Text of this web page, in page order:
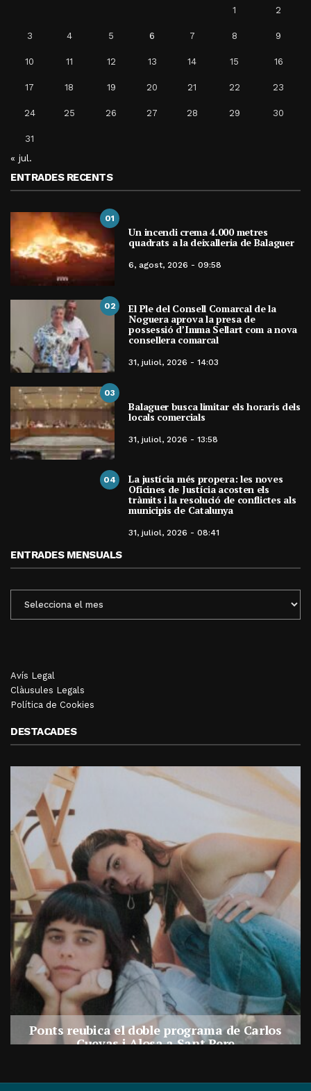
1 2
3 4 5 6 7 8 9
10 11 12 13 14 15 16
17 18 19 20 21 22 23
24 25 26 27 28 29 30
31
« jul.
ENTRADES RECENTS
01
Un incendi crema 4.000 metres
quadrats a la deixalleria de Balaguer
6, agost, 2026 - 09:58
02 El Ple del Consell Comarcal de la
Noguera aprova la presa de
possessió d’Imma Sellart com a nova
consellera comarcal
31, juliol, 2026 - 14:03
03
Balaguer busca limitar els horaris dels
locals comercials
31, juliol, 2026 - 13:58
04 La justícia més propera: les noves
Oficines de Justícia acosten els
tràmits i la resolució de conflictes als
municipis de Catalunya
31, juliol, 2026 - 08:41
ENTRADES MENSUALS
MENSUALS
Avís Legal
Clàusules Legals
Política de Cookies
DESTACADES
Treballem per Balaguer i Junts proposen
limitar els horaris comercials nocturns per
reforçar la convivència i el descans veïnal